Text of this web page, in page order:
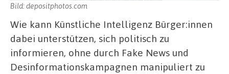
Bild: depositphotos.com
Wie kann Künstliche Intelligenz Bürger:innen
dabei unterstützen, sich politisch zu
informieren, ohne durch Fake News und
Desinformationskampagnen manipuliert zu